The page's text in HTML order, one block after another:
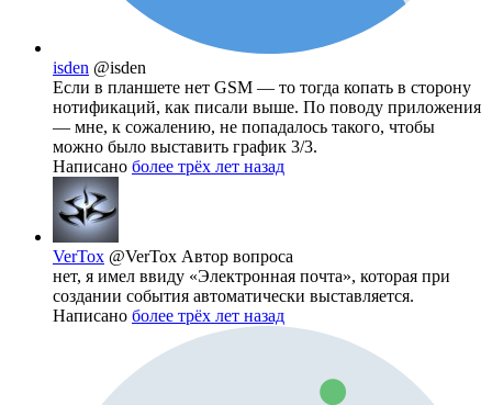
isden @isden
Если в планшете нет GSM — то тогда копать в сторону
нотификаций, как писали выше. По поводу приложения
— мне, к сожалению, не попадалось такого, чтобы
можно было выставить график 3/3.
Написано более трёх лет назад
VerTox @VerTox Автор вопроса
нет, я имел ввиду «Электронная почта», которая при
создании события автоматически выставляется.
Написано более трёх лет назад